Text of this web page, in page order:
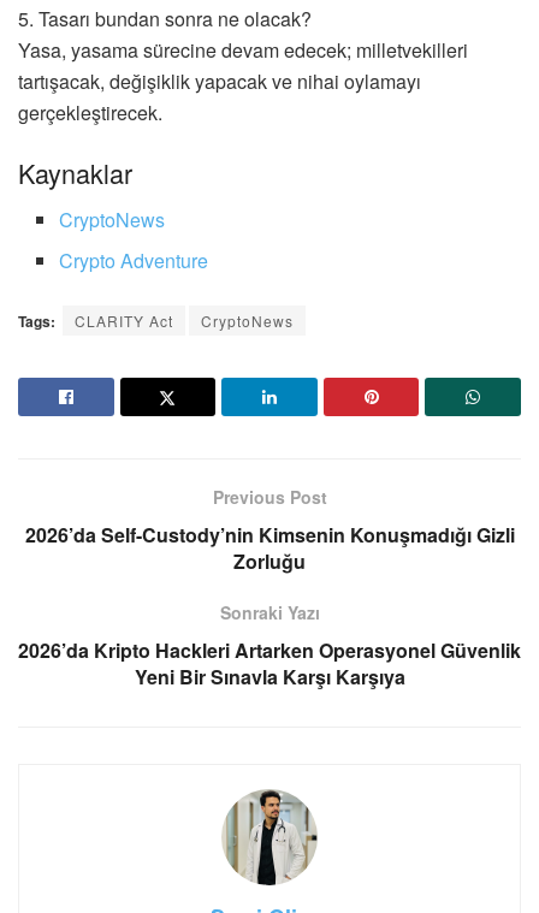
5. Tasarı bundan sonra ne olacak?
Yasa, yasama sürecine devam edecek; milletvekilleri
tartışacak, değişiklik yapacak ve nihai oylamayı
gerçekleştirecek.
Kaynaklar
CryptoNews
Crypto Adventure
Tags: CLARITY Act CryptoNews
Previous Post
2026’da Self-Custody’nin Kimsenin Konuşmadığı Gizli
Zorluğu
Sonraki Yazı
2026’da Kripto Hackleri Artarken Operasyonel Güvenlik
Yeni Bir Sınavla Karşı Karşıya